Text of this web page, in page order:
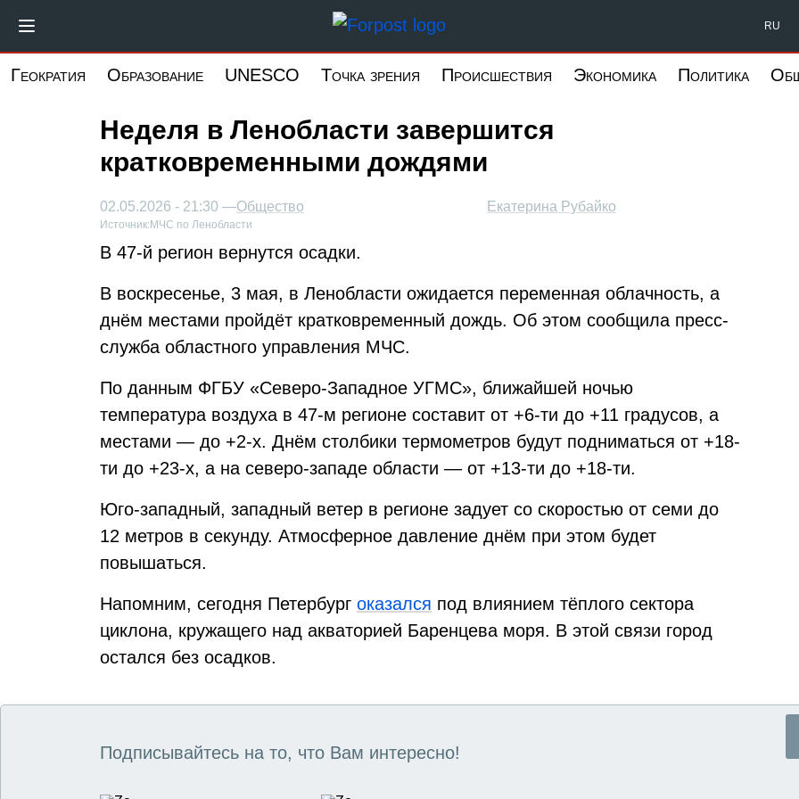
основному
Форпост Северо-Запад RU
Геократия Образование UNESCO Точка зрения Происшествия Экономика Политика
Неделя в Ленобласти завершится
кратковременными дождями
Екатерина Рубайко
02.05.2026 - 21:30 —Общество
Источник: МЧС по Ленобласти
В 47-й регион вернутся осадки.
В воскресенье, 3 мая, в Ленобласти ожидается переменная облачность, а
днём местами пройдёт кратковременный дождь. Об этом сообщила пресс-
служба областного управления МЧС.
По данным ФГБУ «Северо-Западное УГМС», ближайшей ночью
температура воздуха в 47-м регионе составит от +6-ти до +11 градусов, а
местами — до +2-х. Днём столбики термометров будут подниматься от +18-
ти до +23-х, а на северо-западе области — от +13-ти до +18-ти.
Юго-западный, западный ветер в регионе задует со скоростью от семи до
12 метров в секунду. Атмосферное давление днём при этом будет
повышаться.
Напомним, сегодня Петербург оказался под влиянием тёплого сектора
циклона, кружащего над акваторией Баренцева моря. В этой связи город
остался без осадков.
Подписывайтесь на то, что Вам интересно!